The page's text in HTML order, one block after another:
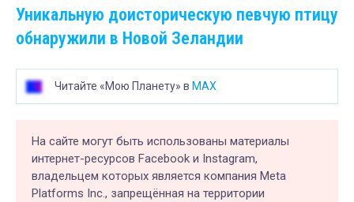
Уникальную доисторическую певчую птицу
обнаружили в Новой Зеландии
Читайте «Мою Планету» в MAX
На сайте могут быть использованы материалы
интернет-ресурсов Facebook и Instagram,
владельцем которых является компания Meta
Platforms Inc., запрещённая на территории